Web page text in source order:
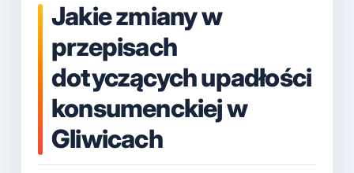
Jakie zmiany w
przepisach
dotyczących upadłości
konsumenckiej w
Gliwicach